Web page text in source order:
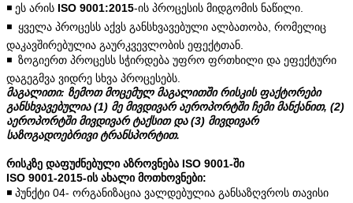
◾️ ეს არის ISO 9001:2015-ის პროცესის მიდგომის ნაწილი.
◾️ ყველა პროცესს აქვს განსხვავებული ალბათობა, რომელიც
დაკავშირებულია გაურკვევლობის ეფექტთან.
◾️ ზოგიერთ პროცესს სჭირდება უფრო ფრთხილი და ეფექტური
დაგეგმვა ვიდრე სხვა პროცესებს.
მაგალითი: ზემოთ მოცემულ მაგალითში რისკის ფაქტორები
განსხვავებულია (1) მე მივდივარ აეროპორტში ჩემი მანქანით, (2)
აეროპორტში მივდივარ ტაქსით და (3) მივდივარ
საზოგადოებრივი ტრანსპორტით.
რისკზე დაფუძნებული აზროვნება ISO 9001-ში
ISO 9001-2015-ის ახალი მოთხოვნები:
◾️ პუნქტი 04- ორგანიზაცია ვალდებულია განსაზღვროს თავისი